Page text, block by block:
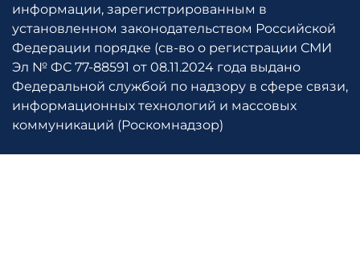
информации, зарегистрированным в
установленном законодательством Российской
Федерации порядке (св-во о регистрации СМИ
Эл № ФС 77-88591 от 08.11.2024 года выдано
Федеральной службой по надзору в сфере связи,
информационных технологий и массовых
коммуникаций (Роскомнадзор)